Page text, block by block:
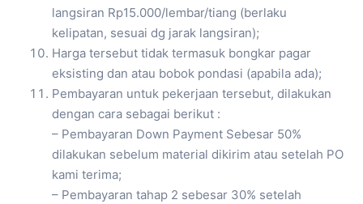
langsiran Rp15.000/lembar/tiang (berlaku
kelipatan, sesuai dg jarak langsiran);
Harga tersebut tidak termasuk bongkar pagar
eksisting dan atau bobok pondasi (apabila ada);
Pembayaran untuk pekerjaan tersebut, dilakukan
dengan cara sebagai berikut :
– Pembayaran Down Payment Sebesar 50%
dilakukan sebelum material dikirim atau setelah PO
kami terima;
– Pembayaran tahap 2 sebesar 30% setelah